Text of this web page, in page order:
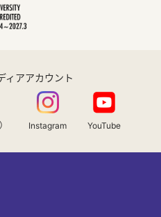
ィアアカウント
Instagram YouTube